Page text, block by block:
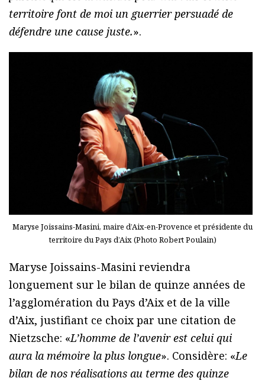
territoire font de moi un guerrier persuadé de
défendre une cause juste.».
Maryse Joissains-Masini, maire d’Aix-en-Provence et présidente du
territoire du Pays d’Aix (Photo Robert Poulain)
Maryse Joissains-Masini reviendra
longuement sur le bilan de quinze années de
l’agglomération du Pays d’Aix et de la ville
d’Aix, justifiant ce choix par une citation de
Nietzsche: «L’homme de l’avenir est celui qui
aura la mémoire la plus longue». Considère: «Le
bilan de nos réalisations au terme des quinze